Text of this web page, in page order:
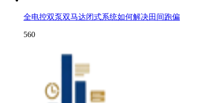
全电控双泵双马达闭式系统如何解决田间跑偏
560